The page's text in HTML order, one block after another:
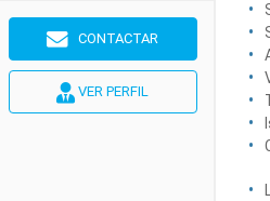
CONTACTAR
VER PERFIL